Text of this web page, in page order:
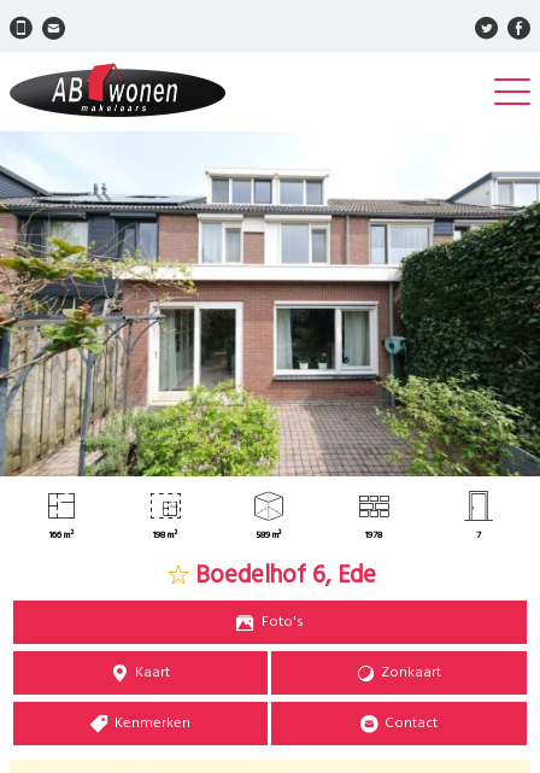
166 m² 198 m² 589 m³ 1978 7
Boedelhof 6, Ede
Foto's
Kaart Zonkaart
Kenmerken Contact